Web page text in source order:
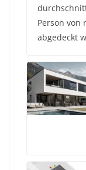
Person von
abgedeckt